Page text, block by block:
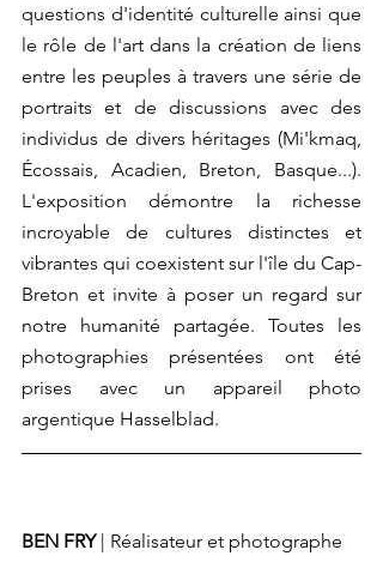
questions d'identité culturelle ainsi que
le rôle de l'art dans la création de liens
entre les peuples à travers une série de
portraits et de discussions avec des
individus de divers héritages (Mi'kmaq,
Écossais, Acadien, Breton, Basque...).
L'exposition démontre la richesse
incroyable de cultures distinctes et
vibrantes qui coexistent sur l'île du Cap-
Breton et invite à poser un regard sur
notre humanité partagée. Toutes les
photographies présentées ont été
prises avec un appareil photo
argentique Hasselblad.
BEN FRY | Réalisateur et photographe